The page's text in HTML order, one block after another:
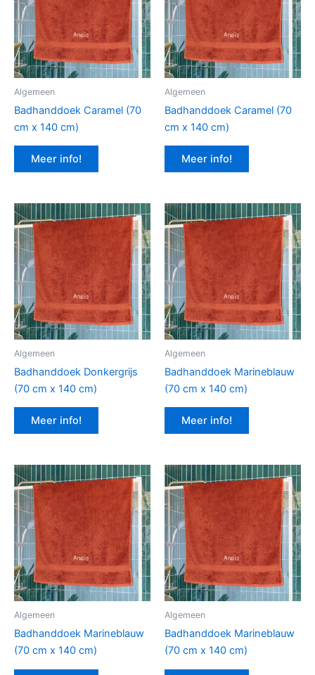
Algemeen
Badhanddoek Caramel (70
cm x 140 cm)
Meer info!
Algemeen
Badhanddoek Caramel (70
cm x 140 cm)
Meer info!
Algemeen
Badhanddoek Donkergrijs
(70 cm x 140 cm)
Meer info!
Algemeen
Badhanddoek Marineblauw
(70 cm x 140 cm)
Meer info!
Algemeen
Badhanddoek Marineblauw
(70 cm x 140 cm)
Algemeen
Badhanddoek Marineblauw
(70 cm x 140 cm)